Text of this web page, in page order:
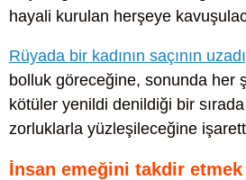
hayali kurulan herşeye
Rüyada bir kadının saçının
bolluk göreceğine, sonunda her
kötüler yenildi denildiği bir
zorluklarla yüzleşileceğine
İnsan emeğini takdir etmek